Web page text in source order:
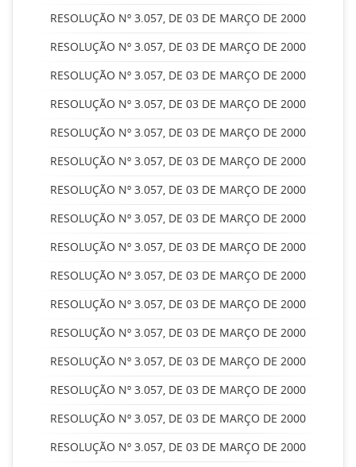
RESOLUÇÃO Nº 3.057, DE 03 DE MARÇO DE 2000
RESOLUÇÃO Nº 3.057, DE 03 DE MARÇO DE 2000
RESOLUÇÃO Nº 3.057, DE 03 DE MARÇO DE 2000
RESOLUÇÃO Nº 3.057, DE 03 DE MARÇO DE 2000
RESOLUÇÃO Nº 3.057, DE 03 DE MARÇO DE 2000
RESOLUÇÃO Nº 3.057, DE 03 DE MARÇO DE 2000
RESOLUÇÃO Nº 3.057, DE 03 DE MARÇO DE 2000
RESOLUÇÃO Nº 3.057, DE 03 DE MARÇO DE 2000
RESOLUÇÃO Nº 3.057, DE 03 DE MARÇO DE 2000
RESOLUÇÃO Nº 3.057, DE 03 DE MARÇO DE 2000
RESOLUÇÃO Nº 3.057, DE 03 DE MARÇO DE 2000
RESOLUÇÃO Nº 3.057, DE 03 DE MARÇO DE 2000
RESOLUÇÃO Nº 3.057, DE 03 DE MARÇO DE 2000
RESOLUÇÃO Nº 3.057, DE 03 DE MARÇO DE 2000
RESOLUÇÃO Nº 3.057, DE 03 DE MARÇO DE 2000
RESOLUÇÃO Nº 3.057, DE 03 DE MARÇO DE 2000